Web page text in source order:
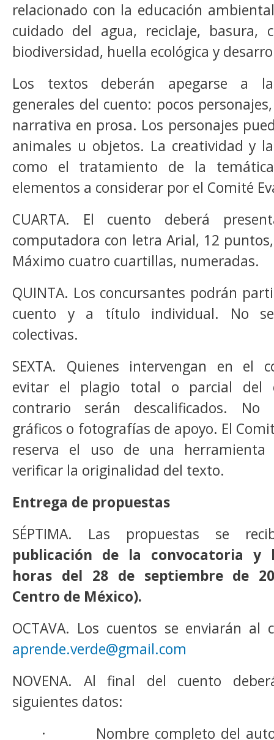
relacionado con la educación
cuidado del agua, reciclaje, basura,
biodiversidad, huella ecológica y
Los textos deberán apegarse a
generales del cuento: pocos
narrativa en prosa. Los personajes
animales u objetos. La creatividad y
como el tratamiento de la
elementos a considerar por el Comité
CUARTA. El cuento deberá
computadora con letra Arial, 12
Máximo cuatro cuartillas, numeradas.
QUINTA. Los concursantes podrán
cuento y a título individual. No
colectivas.
SEXTA. Quienes intervengan en el
evitar el plagio total o parcial del
contrario serán descalificados. No
gráficos o fotografías de apoyo. El
reserva el uso de una herramienta
verificar la originalidad del texto.
Entrega de propuestas
SÉPTIMA. Las propuestas se
publicación de la convocatoria y
horas del 28 de septiembre de
Centro de México).
OCTAVA. Los cuentos se enviarán al
aprende.verde@gmail.com
NOVENA. Al final del cuento
siguientes datos:
· Nombre completo del autor